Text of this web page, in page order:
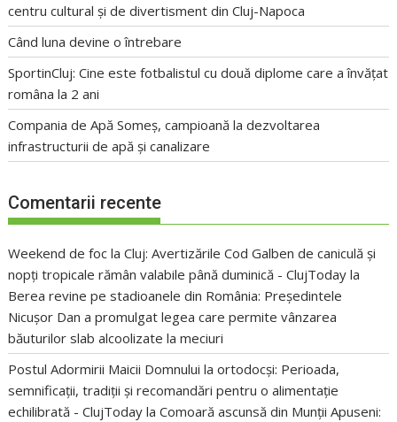
centru cultural și de divertisment din Cluj-Napoca
Când luna devine o întrebare
SportinCluj: Cine este fotbalistul cu două diplome care a învățat
româna la 2 ani
Compania de Apă Someș, campioană la dezvoltarea
infrastructurii de apă și canalizare
Comentarii recente
Weekend de foc la Cluj: Avertizările Cod Galben de caniculă și
nopți tropicale rămân valabile până duminică - ClujToday la
Berea revine pe stadioanele din România: Președintele
Nicușor Dan a promulgat legea care permite vânzarea
băuturilor slab alcoolizate la meciuri
Postul Adormirii Maicii Domnului la ortodocși: Perioada,
semnificații, tradiții și recomandări pentru o alimentație
echilibrată - ClujToday laComoară ascunsă din Munții Apuseni: